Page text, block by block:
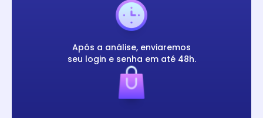
Após a análise, enviaremos
seu login e senha em até 48h.